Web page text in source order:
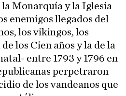
la Monarquía y la Iglesia
enemigos llegados del
los vikingos, los
los Cien años y la de la
entre 1793 y 1796 en
perpetraron
de los vandeanos que